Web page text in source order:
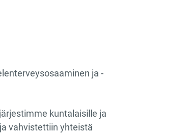
ja -
kuntalaisille ja
vahvistettiin yhteistä